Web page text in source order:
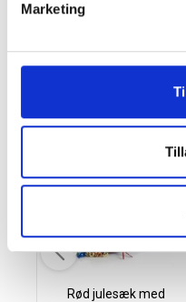
Marketing
glæde, loyalitet og positiv
Andre
Rød julesæk med